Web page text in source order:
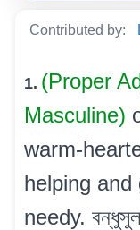
Contributed by:
1. (Proper
Masculine)
warm-
helping
needy.